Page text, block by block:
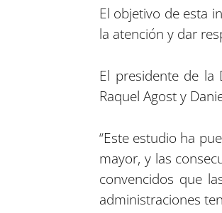
El objetivo de esta
la atención y dar
El presidente de la
Raquel Agost y
“Este estudio ha
mayor, y las
convencidos que
administraciones